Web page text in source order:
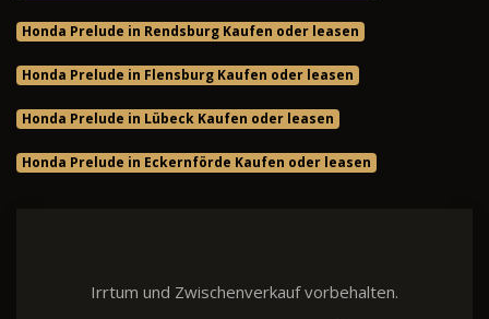
Honda Prelude in Rendsburg Kaufen oder leasen
Honda Prelude in Flensburg Kaufen oder leasen
Honda Prelude in Lübeck Kaufen oder leasen
Honda Prelude in Eckernförde Kaufen oder leasen
Irrtum und Zwischenverkauf vorbehalten.